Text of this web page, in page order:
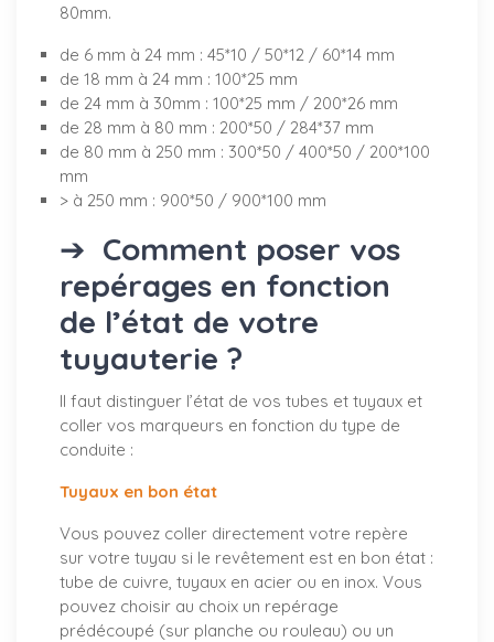
80mm.
de 6 mm à 24 mm : 45*10 / 50*12 / 60*14 mm
de 18 mm à 24 mm : 100*25 mm
de 24 mm à 30mm : 100*25 mm / 200*26 mm
de 28 mm à 80 mm : 200*50 / 284*37 mm
de 80 mm à 250 mm : 300*50 / 400*50 / 200*100
mm
> à 250 mm : 900*50 / 900*100 mm
➔ Comment poser vos
repérages en fonction
de l’état de votre
tuyauterie ?
Il faut distinguer l’état de vos tubes et tuyaux et
coller vos marqueurs en fonction du type de
conduite :
Tuyaux en bon état
Vous pouvez coller directement votre repère
sur votre tuyau si le revêtement est en bon état :
tube de cuivre, tuyaux en acier ou en inox. Vous
pouvez choisir au choix un repérage
prédécoupé (sur planche ou rouleau) ou un